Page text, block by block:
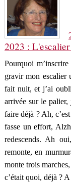
2023 : L'escalier
Pourquoi
gravir mon escalier
fait nuit, et j’ai
arrivée sur le palier,
faire déjà ? Ah,
fasse un effort,
redescends. Ah
remonte, en
monte trois
c’était quoi, déjà ?